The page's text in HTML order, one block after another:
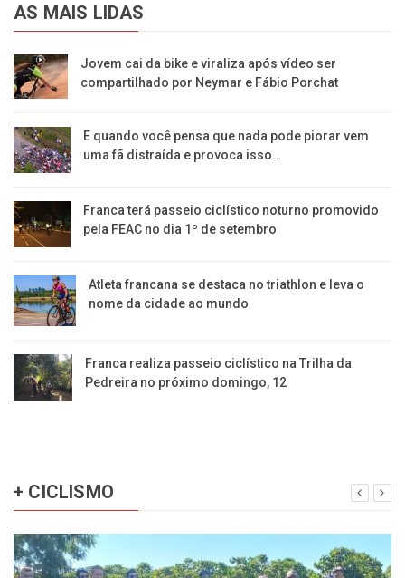
AS MAIS LIDAS
Jovem cai da bike e viraliza após vídeo ser
compartilhado por Neymar e Fábio Porchat
E quando você pensa que nada pode piorar vem
uma fã distraída e provoca isso…
Franca terá passeio ciclístico noturno promovido
pela FEAC no dia 1º de setembro
Atleta francana se destaca no triathlon e leva o
nome da cidade ao mundo
Franca realiza passeio ciclístico na Trilha da
Pedreira no próximo domingo, 12
+ CICLISMO